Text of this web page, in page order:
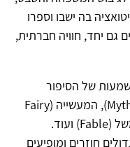
בה ישבו וספרו
גם יחד, חוויה חברתית,
של הסיפור
הסימבולי על צורותיו: המיתוס (Mythology), המעשייה (Fairy
tale), הסיפור העממי, (Folktale), המשל (Fable) ועוד.
חוזרים ומופיעים